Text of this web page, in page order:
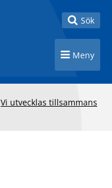
Toggle
Sök
Toggle
Meny
Vi utvecklas tillsammans